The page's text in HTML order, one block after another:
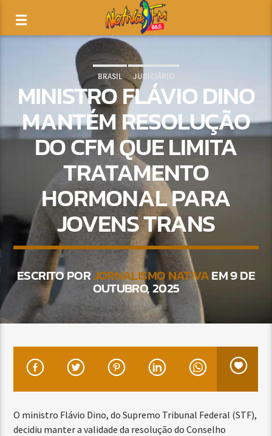
BRASIL JUDICIÁRIO
MINISTRO FLÁVIO DINO
MANTÉM RESOLUÇÃO
DO CFM QUE LIMITA
TRATAMENTO
HORMONAL PARA
JOVENS TRANS
ESCRITO PORJORNALISMO NATIVAEM 9 DE
OUTUBRO, 2025
O ministro Flávio Dino, do Supremo Tribunal Federal (STF),
decidiu manter a validade da resolução do Conselho